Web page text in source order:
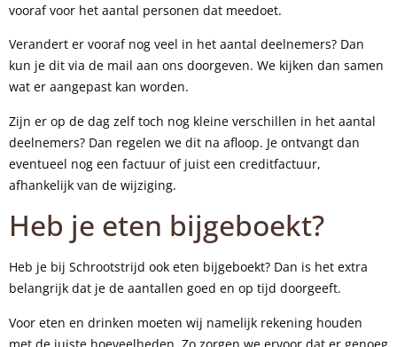
vooraf voor het aantal personen dat meedoet.
Verandert er vooraf nog veel in het aantal deelnemers? Dan
kun je dit via de mail aan ons doorgeven. We kijken dan samen
wat er aangepast kan worden.
Zijn er op de dag zelf toch nog kleine verschillen in het aantal
deelnemers? Dan regelen we dit na afloop. Je ontvangt dan
eventueel nog een factuur of juist een creditfactuur,
afhankelijk van de wijziging.
Heb je eten bijgeboekt?
Heb je bij Schrootstrijd ook eten bijgeboekt? Dan is het extra
belangrijk dat je de aantallen goed en op tijd doorgeeft.
Voor eten en drinken moeten wij namelijk rekening houden
met de juiste hoeveelheden. Zo zorgen we ervoor dat er genoeg